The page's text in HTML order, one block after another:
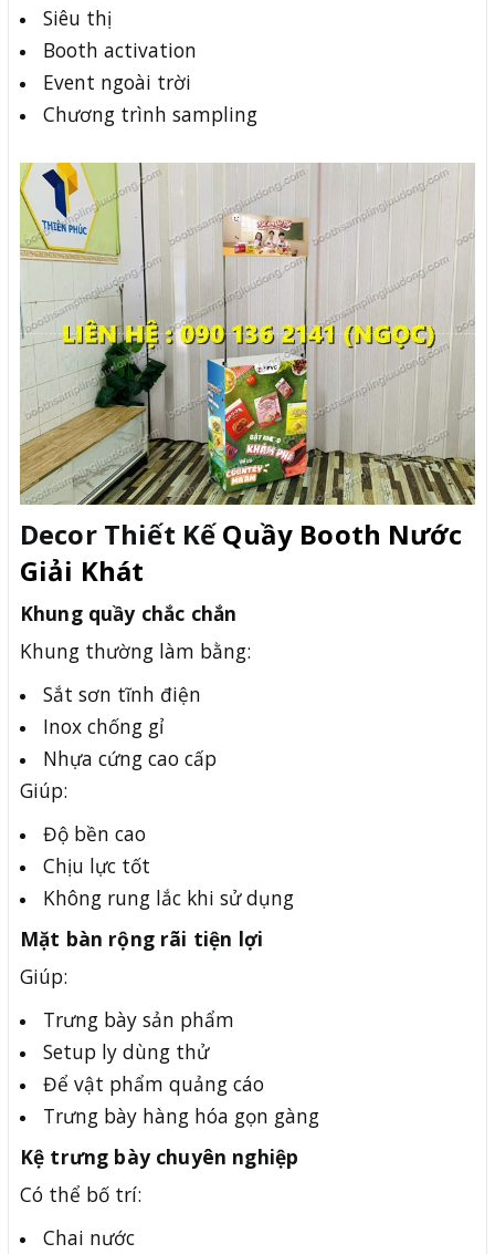
Siêu thị
Booth activation
Event ngoài trời
Chương trình sampling
Decor Thiết KếQuầy Booth Nước
Giải Khát
Khung quầy chắc chắn
Khung thường làm bằng:
Sắt sơn tĩnh điện
Inox chống gỉ
Nhựa cứng cao cấp
Giúp:
Độ bền cao
Chịu lực tốt
Không rung lắc khi sử dụng
Mặt bàn rộng rãi tiện lợi
Giúp:
Trưng bày sản phẩm
Setup ly dùng thử
Để vật phẩm quảng cáo
Trưng bày hàng hóa gọn gàng
Kệ trưng bày chuyên nghiệp
Có thể bố trí:
Chai nước